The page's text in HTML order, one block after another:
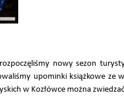
nowy sezon
upominki książkowe ze
w Kozłówce można